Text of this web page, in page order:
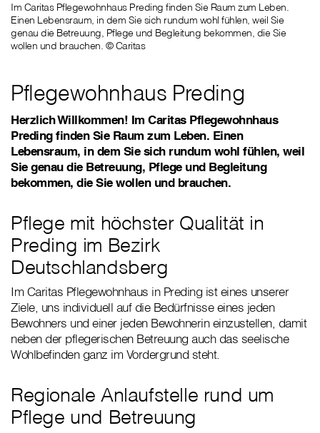
Im Caritas Pflegewohnhaus Preding finden Sie Raum zum Leben.
Einen Lebensraum, in dem Sie sich rundum wohl fühlen, weil Sie
genau die Betreuung, Pflege und Begleitung bekommen, die Sie
wollen und brauchen. © Caritas
Pflegewohnhaus Preding
Herzlich Willkommen! Im Caritas Pflegewohnhaus
Preding finden Sie Raum zum Leben. Einen
Lebensraum, in dem Sie sich rundum wohl fühlen, weil
Sie genau die Betreuung, Pflege und Begleitung
bekommen, die Sie wollen und brauchen.
Pflege mit höchster Qualität in
Preding im Bezirk
Deutschlandsberg
Im Caritas Pflegewohnhaus in Preding ist eines unserer
Ziele, uns individuell auf die Bedürfnisse eines jeden
Bewohners und einer jeden Bewohnerin einzustellen, damit
neben der pflegerischen Betreuung auch das seelische
Wohlbefinden ganz im Vordergrund steht.
Regionale Anlaufstelle rund um
Pflege und Betreuung